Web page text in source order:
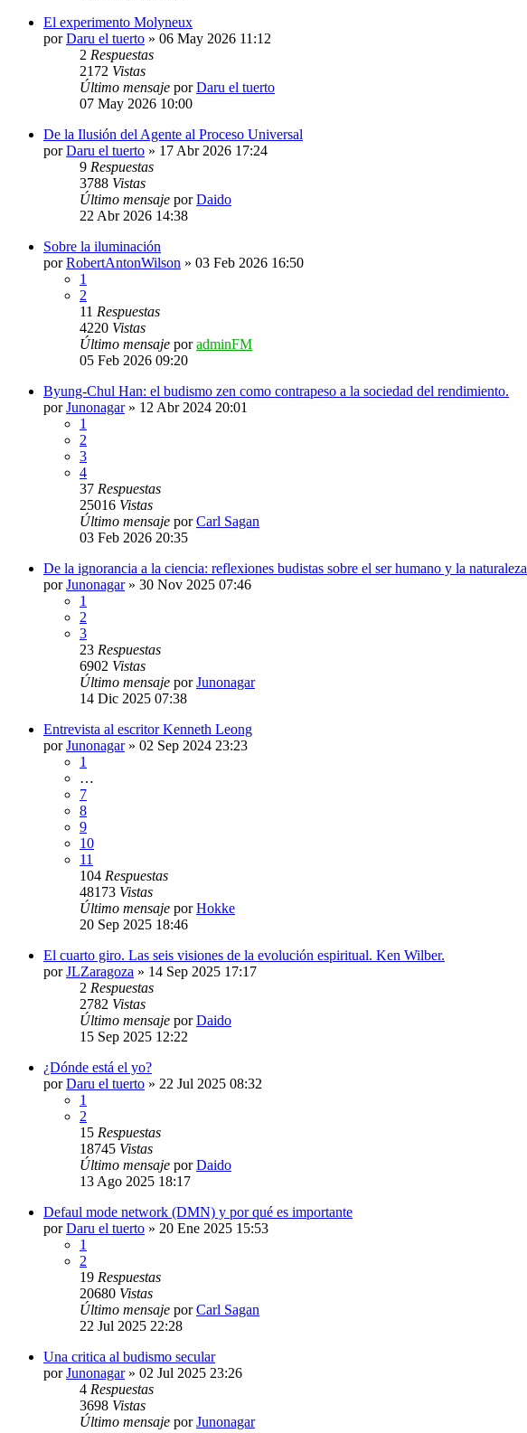
El experimento Molyneux
porDaru el tuerto » 06 May 2026 11:12
2 Respuestas
2172 Vistas
Último mensaje porDaru el tuerto
07 May 2026 10:00
De la Ilusión del Agente al Proceso Universal
porDaru el tuerto » 17 Abr 2026 17:24
9 Respuestas
3788 Vistas
Último mensaje porDaido
22 Abr 2026 14:38
Sobre la iluminación
porRobertAntonWilson » 03 Feb 2026 16:50
1
2
11 Respuestas
4220 Vistas
Último mensaje poradminFM
05 Feb 2026 09:20
Byung-Chul Han: el budismo zen como contrapeso a la sociedad del rendimiento.
porJunonagar» 12 Abr 2024 20:01
1
2
3
4
37 Respuestas
25016 Vistas
Último mensaje porCarl Sagan
03 Feb 2026 20:35
De la ignorancia a la ciencia: reflexiones budistas sobre el ser humano y la naturaleza
porJunonagar» 30 Nov 2025 07:46
1
2
3
23 Respuestas
6902 Vistas
Último mensaje porJunonagar
14 Dic 2025 07:38
Entrevista al escritor Kenneth Leong
porJunonagar» 02 Sep 2024 23:23
1
…
7
8
9
10
11
104 Respuestas
48173 Vistas
Último mensaje porHokke
20 Sep 2025 18:46
El cuarto giro. Las seis visiones de la evolución espiritual. Ken Wilber.
porJLZaragoza » 14 Sep 2025 17:17
2 Respuestas
2782 Vistas
Último mensaje porDaido
15 Sep 2025 12:22
¿Dónde está el yo?
porDaru el tuerto » 22 Jul 2025 08:32
1
2
15 Respuestas
18745 Vistas
Último mensaje porDaido
13 Ago 2025 18:17
Defaul mode network (DMN) y por qué es importante
porDaru el tuerto » 20 Ene 2025 15:53
1
2
19 Respuestas
20680 Vistas
Último mensaje porCarl Sagan
22 Jul 2025 22:28
Una critica al budismo secular
porJunonagar» 02 Jul 2025 23:26
4 Respuestas
3698 Vistas
Último mensaje porJunonagar